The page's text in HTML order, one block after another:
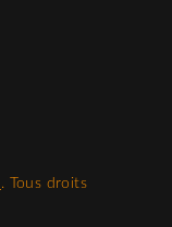
. Tous droits